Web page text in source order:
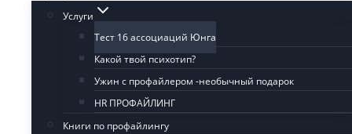
Услуги
Тест 16 ассоциаций Юнга
Какой твой психотип?
Ужин с профайлером -необычный подарок
HR ПРОФАЙЛИНГ
Книги по профайлингу